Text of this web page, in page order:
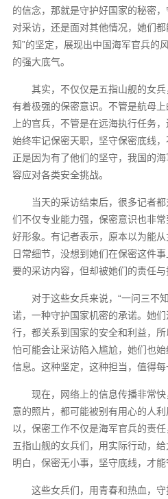
的信念，那就是守护好国家的秘密
对采访，还是面对其他情况，她们
知”的坚定，展现出中国海军官兵的
的强大底气。
其实，不仅仅是五指山舰的女
有着极强的保密意识。不管是航母
上的官兵，不管是在远海执行任务
始终牢记保密天职，坚守保密底线，
正是因为有了他们的坚守，我国的
容应对各类安全挑战。
当天的采访结束后，很多记者
们不仅专业能力强，保密意识也非
好形象。有记者表示，原本以为能
日常细节，没想到她们在保密这件
要的采访内容，但却被她们的责任与
对于这些女兵来说，“一问三不
诺，一种守护国家机密的承诺。她
行，都关系到国家的安全和利益，
怕可能会让采访陷入尴尬，她们也
信息。这种坚定，这种担当，值得每
现在，网络上的信息传播非常
意的照片，都可能被别有用心的人
以，保密工作不仅是海军官兵的责
五指山舰的女兵们，用实际行动，
明白，保密无小事，坚守底线，才能
这些女兵们，用青春和热血，